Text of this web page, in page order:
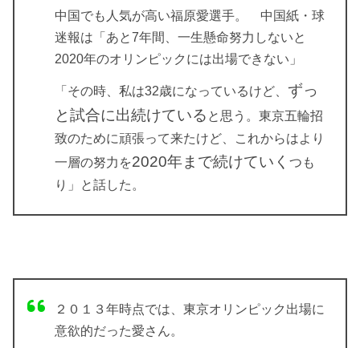
中国でも人気が高い福原愛選手。 中国紙・球
迷報は「あと7年間、一生懸命努力しないと
2020年のオリンピックには出場できない」
「その時、私は32歳になっているけど、 ずっ
と試合に出続けている と思う。東京五輪招
致のために頑張って来たけど、これからはより
一層の努力を2020年まで続けていく つも
り」と話した。
２０１３年時点では、東京オリンピック出場に
意欲的だった愛さん。